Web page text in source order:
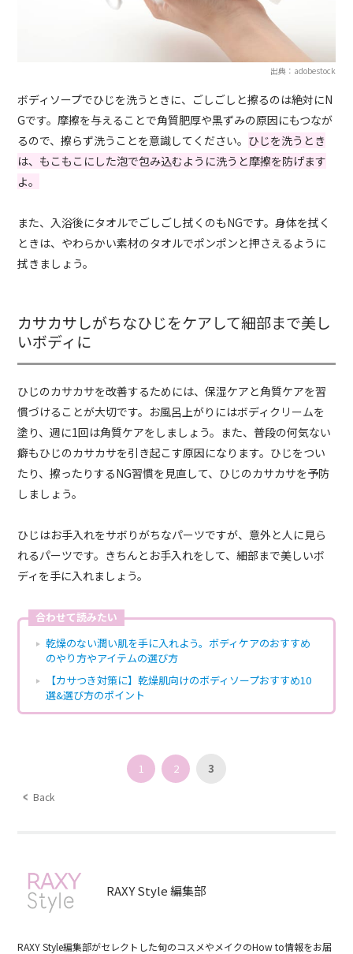
出典：adobestock
ボディソープでひじを洗うときに、ごしごしと擦るのは絶対にN
Gです。摩擦を与えることで角質肥厚や黒ずみの原因にもつなが
るので、擦らず洗うことを意識してください。 ひじを洗うとき
は、もこもこにした泡で包み込むように洗うと摩擦を防げます
よ。
また、入浴後にタオルでごしごし拭くのもNGです。身体を拭く
ときは、やわらかい素材のタオルでポンポンと押さえるように
拭きましょう。
カサカサしがちなひじをケアして細部まで美し
いボディに
ひじのカサカサを改善するためには、保湿ケアと角質ケアを習
慣づけることが大切です。お風呂上がりにはボディクリームを
塗り、週に1回は角質ケアをしましょう。また、普段の何気ない
癖もひじのカサカサを引き起こす原因になります。ひじをつい
たり、擦ったりするNG習慣を見直して、ひじのカサカサを予防
しましょう。
ひじはお手入れをサボりがちなパーツですが、意外と人に見ら
れるパーツです。きちんとお手入れをして、細部まで美しいボ
ディを手に入れましょう。
合わせて読みたい
乾燥のない潤い肌を手に入れよう。ボディケアのおすすめ
のやり方やアイテムの選び方
【カサつき対策に】乾燥肌向けのボディソープおすすめ10
選&選び方のポイント
Back
1 2 3
RAXY Style 編集部
RAXY Style編集部がセレクトした旬のコスメやメイクのHow to情報をお届